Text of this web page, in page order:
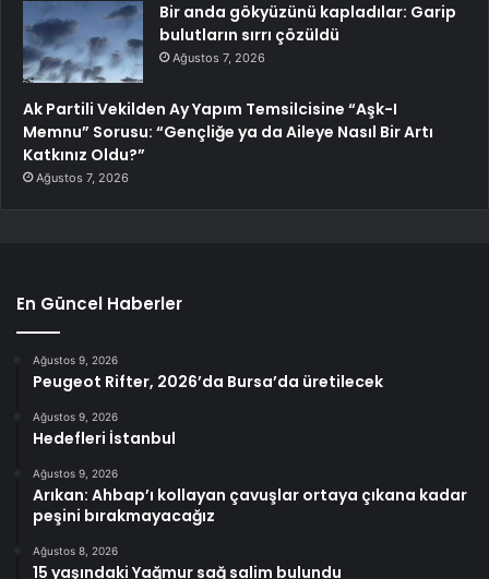
Bir anda gökyüzünü kapladılar: Garip
bulutların sırrı çözüldü
Ağustos 7, 2026
Ak Partili Vekilden Ay Yapım Temsilcisine “Aşk-I
Memnu” Sorusu: “Gençliğe ya da Aileye Nasıl Bir Artı
Katkınız Oldu?”
Ağustos 7, 2026
En Güncel Haberler
Ağustos 9, 2026
Peugeot Rifter, 2026’da Bursa’da üretilecek
Ağustos 9, 2026
Hedefleri İstanbul
Ağustos 9, 2026
Arıkan: Ahbap’ı kollayan çavuşlar ortaya çıkana kadar
peşini bırakmayacağız
Ağustos 8, 2026
15 yaşındaki Yağmur sağ salim bulundu